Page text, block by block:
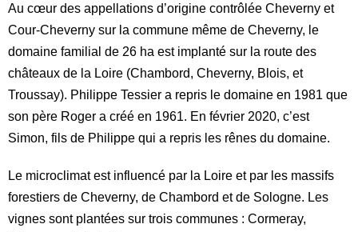
Au cœur des appellations d’origine contrôlée Cheverny et
Cour-Cheverny sur la commune même de Cheverny, le
domaine familial de 26 ha est implanté sur la route des
châteaux de la Loire (Chambord, Cheverny, Blois, et
Troussay). Philippe Tessier a repris le domaine en 1981 que
son père Roger a créé en 1961. En février 2020, c’est
Simon, fils de Philippe qui a repris les rênes du domaine.
Le microclimat est influencé par la Loire et par les massifs
forestiers de Cheverny, de Chambord et de Sologne. Les
vignes sont plantées sur trois communes : Cormeray,